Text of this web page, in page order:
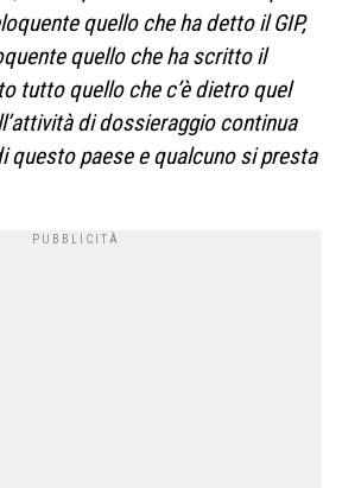
quello che ha detto il GIP,
quello che ha scritto il
tutto quello che c’è dietro quel
di dossieraggio continua
questo paese e qualcuno si presta